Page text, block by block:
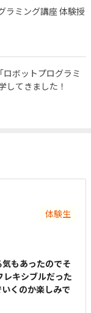
ラミング講座 体験授
ボットプログラミ
してきました！
体験生
もあったのでそ
キシブルだった
くのか楽しみで